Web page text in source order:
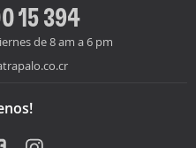
15 394
de 8 am a 6 pm